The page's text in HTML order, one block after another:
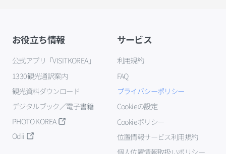
お役立ち情報
公式アプリ「VISITKOREA」
1330観光通訳案内
観光資料ダウンロード
デジタルブック／電子書籍
PHOTO KOREA
Odii
サービス
利用規約
FAQ
プライバシーポリシー
Cookieの設定
Cookieポリシー
位置情報サービス利用規約